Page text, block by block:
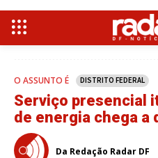
O ASSUNTO É DISTRITO FEDERAL
Serviço presencial
de energia chega a
Da Redação Radar DF